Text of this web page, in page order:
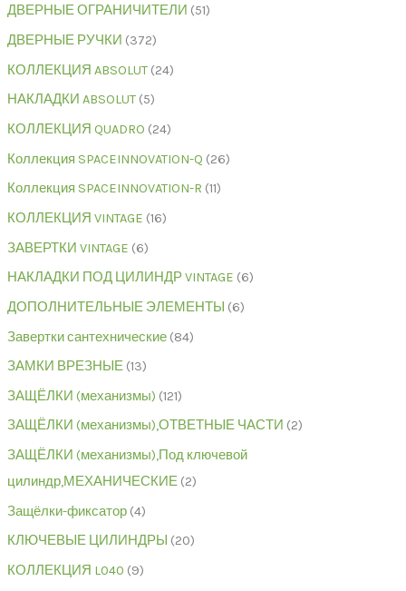
ДВЕРНЫЕ ОГРАНИЧИТЕЛИ 51
ДВЕРНЫЕ РУЧКИ 372
КОЛЛЕКЦИЯ ABSOLUT 24
НАКЛАДКИ ABSOLUT 5
КОЛЛЕКЦИЯ QUADRO 24
Коллекция SPACEINNOVATION-Q 26
Коллекция SPACEINNOVATION-R 11
КОЛЛЕКЦИЯ VINTAGE 16
ЗАВЕРТКИ VINTAGE 6
НАКЛАДКИ ПОД ЦИЛИНДР VINTAGE 6
ДОПОЛНИТЕЛЬНЫЕ ЭЛЕМЕНТЫ
6
Завертки сантехнические 84
ЗАМКИ ВРЕЗНЫЕ 13
ЗАЩЁЛКИ (механизмы) 121
ЗАЩЁЛКИ (механизмы),ОТВЕТНЫЕ ЧАСТИ 2
ЗАЩЁЛКИ (механизмы),Под ключевой
цилиндр,МЕХАНИЧЕСКИЕ 2
Защёлки-фиксатор 4
КЛЮЧЕВЫЕ ЦИЛИНДРЫ
20
КОЛЛЕКЦИЯ L040 9